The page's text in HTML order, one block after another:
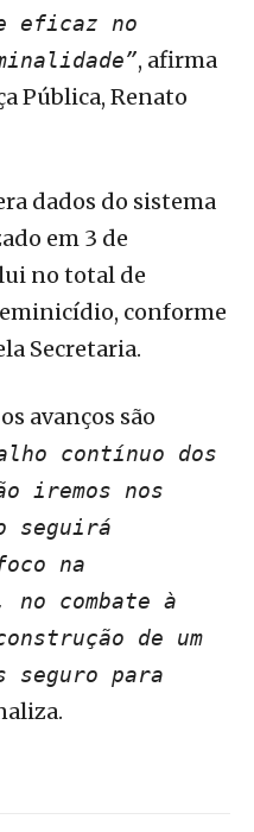
eficaz no
, afirma
Pública, Renato
dados do sistema
em 3 de
no total de
conforme
Secretaria.
avanços são
contínuo dos
iremos nos
seguirá
na
no combate à
de um
seguro para